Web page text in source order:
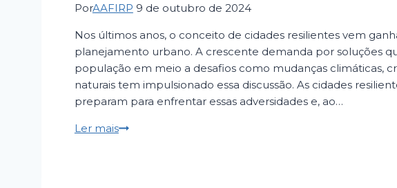
PorAAFIRP 9 de outubro de 2024
Nos últimos anos, o conceito de cidades resilientes vem
planejamento urbano. A crescente demanda por soluções
população em meio a desafios como mudanças climáticas,
naturais tem impulsionado essa discussão. As cidades
preparam para enfrentar essas adversidades e, ao…
Ler mais